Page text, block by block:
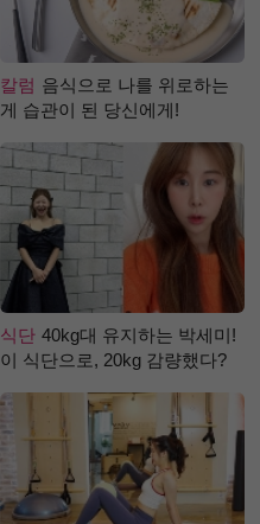
칼럼 음식으로 나를 위로하는
게 습관이 된 당신에게!
식단 40kg대 유지하는 박세미!
이 식단으로, 20kg 감량했다?